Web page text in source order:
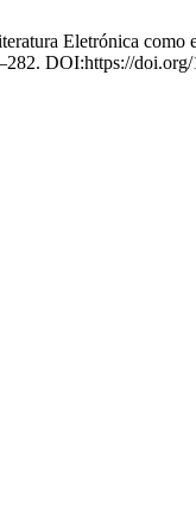
Eletrónica como
DOI:https://